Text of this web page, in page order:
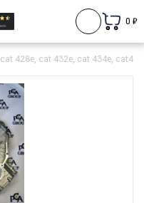
0 ₽
cat 428e, cat 432e, cat 434e,